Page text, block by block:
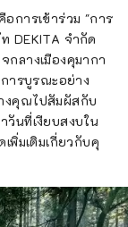
การเข้าร่วม "การ
DEKITA จำกัด
กลางเมืองคุมากา
การบูรณะอย่าง
งคุณไปสัมผัสกับ
วันที่เงียบสงบใน
พิ่มเติมเกี่ยวกับคุ